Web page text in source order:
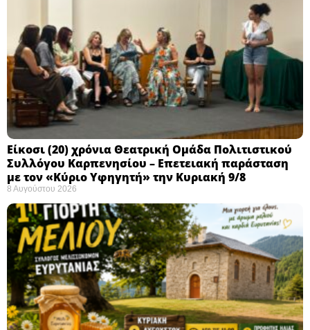
Eίκοσι (20) χρόνια Θεατρική Ομάδα Πολιτιστικού
Συλλόγου Καρπενησίου – Επετειακή παράσταση
με τον «Κύριο Υφηγητή» την Κυριακή 9/8
8 Αυγούστου 2026